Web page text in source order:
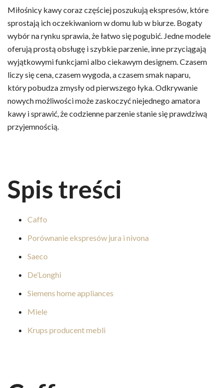
Miłośnicy kawy coraz częściej poszukują ekspresów, które
sprostają ich oczekiwaniom w domu lub w biurze. Bogaty
wybór na rynku sprawia, że łatwo się pogubić. Jedne modele
oferują prostą obsługę i szybkie parzenie, inne przyciągają
wyjątkowymi funkcjami albo ciekawym designem. Czasem
liczy się cena, czasem wygoda, a czasem smak naparu,
który pobudza zmysły od pierwszego łyka. Odkrywanie
nowych możliwości może zaskoczyć niejednego amatora
kawy i sprawić, że codzienne parzenie stanie się prawdziwą
przyjemnością.
Spis treści
Caffo
Porównanie ekspresów jura i nivona
Saeco
De’Longhi
Siemens home appliances
Miele
Krups producent mebli